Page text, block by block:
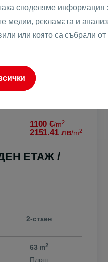
1100 €/m2
2151.41 лв/m2
ЕТАЖ /
2-стаен
63 m2
Площ
споделяме информация
медии, рекламата и
или която са събрали от